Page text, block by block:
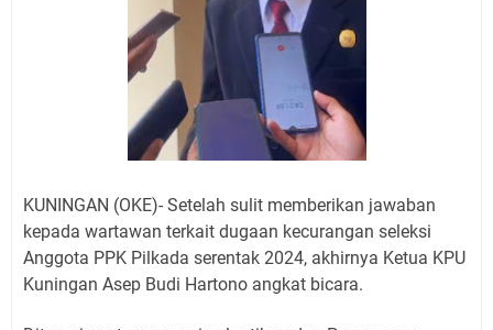
Info Sembako di Pasar Kepuh Kuningan Kamis 6
Agustus 2026, Daging Naik, Telur Turun
Agenda Kegiatan Bupati Kuningan Jumat 7 Agustus
2026 Ada Tiga, Tapi yang Bakal Dihadiri Hanya Satu
Ini Empat Lokasi Samsat Keliling Kuningan Jumat 7
Agustus 2026
KUNINGAN (OKE)- Setelah sulit memberikan jawaban
kepada wartawan terkait dugaan kecurangan seleksi
Anggota PPK Pilkada serentak 2024, akhirnya Ketua KPU
Kuningan Asep Budi Hartono angkat bicara.